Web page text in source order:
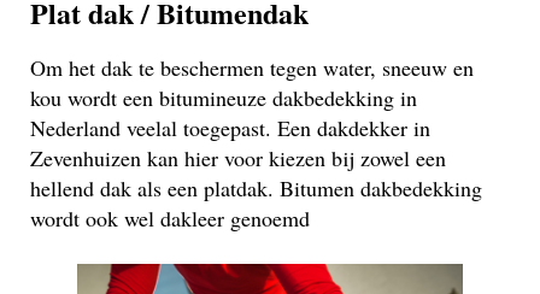
Plat dak / Bitumendak
Om het dak te beschermen tegen water, sneeuw en
kou wordt een bitumineuze dakbedekking in
Nederland veelal toegepast. Een dakdekker in
Zevenhuizen kan hier voor kiezen bij zowel een
hellend dak als een platdak. Bitumen dakbedekking
wordt ook wel dakleer genoemd